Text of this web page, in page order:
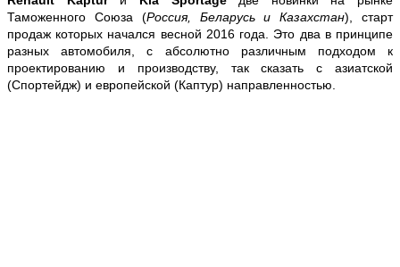
Таможенного Союза (Россия, Беларусь и Казахстан), старт
продаж которых начался весной 2016 года. Это два в принципе
разных автомобиля, с абсолютно различным подходом к
проектированию и производству, так сказать с азиатской
(Спортейдж) и европейской (Каптур) направленностью.